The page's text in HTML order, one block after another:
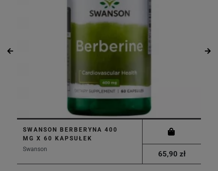
SWANSON BERBERYNA 400
MG X 60 KAPSUŁEK
Swanson
65,90 zł